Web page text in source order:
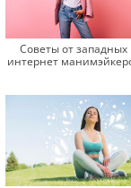
Советы от западных
интернет